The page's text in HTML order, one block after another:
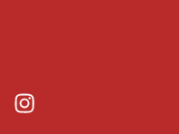
Facebook